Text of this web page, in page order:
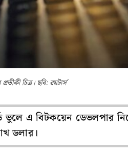
চিত্র। ছবি: রয়টার্স
ভুলে এ বিটকয়েন ডেভলপার
ডলার।